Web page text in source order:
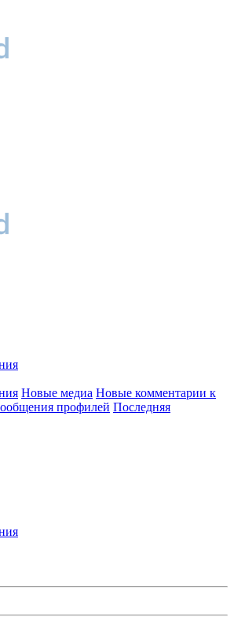
Новые медиа Новые комментарии к
профилей Последняя